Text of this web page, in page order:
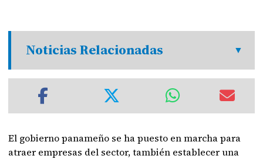
Noticias Relacionadas
El gobierno panameño se ha puesto en marcha para
atraer empresas del sector, también establecer una